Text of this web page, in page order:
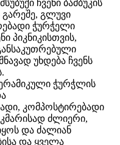
ჩვენი ბამბუკის
გარეშე, გლუვი
ჭურჭელი
პიკნიკისთვის,
უხდება ჩვენს
ჭურჭლის
კომპოსტირებადი
ძლიერი,
და ძალიან
და ყველა